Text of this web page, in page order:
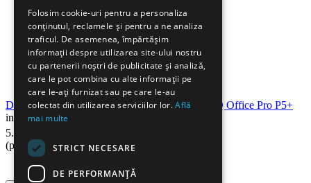
Distrugator documente micro cross-cut LEITZ IQ Office Pro P5+
in stoc
5.790
(pret cu TVA inclus)
Folosim cookie-uri pentru a personaliza
conținutul, reclamele și pentru a ne analiza
traficul. De asemenea, împărtășim
informații despre utilizarea site-ului nostru
cu partenerii noștri de publicitate și analiză,
care le pot combina cu alte informații pe
care le-ați furnizat sau pe care le-au
colectat din utilizarea serviciilor lor.Află
mai multe
STRICT NECESARE
DE PERFORMANȚĂ